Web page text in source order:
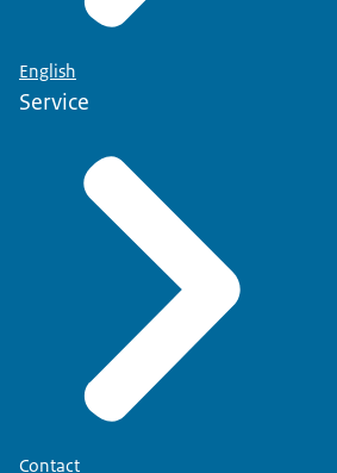
English
Service
Contact